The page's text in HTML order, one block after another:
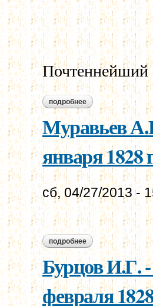
Почтеннейший
подробнее о лачинов е.е. -
Муравьев
января 1828
сб, 04/27/2013 -
подробнее о муравьев а.н. -
Бурцов И.Г.
февраля